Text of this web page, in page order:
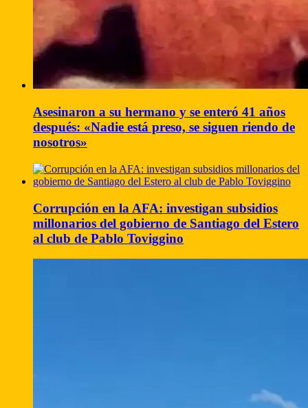
Asesinaron a su hermano y se enteró 41 años
después: «Nadie está preso, se siguen riendo de
nosotros»
Corrupción en la AFA: investigan subsidios
millonarios del gobierno de Santiago del Estero
al club de Pablo Toviggino